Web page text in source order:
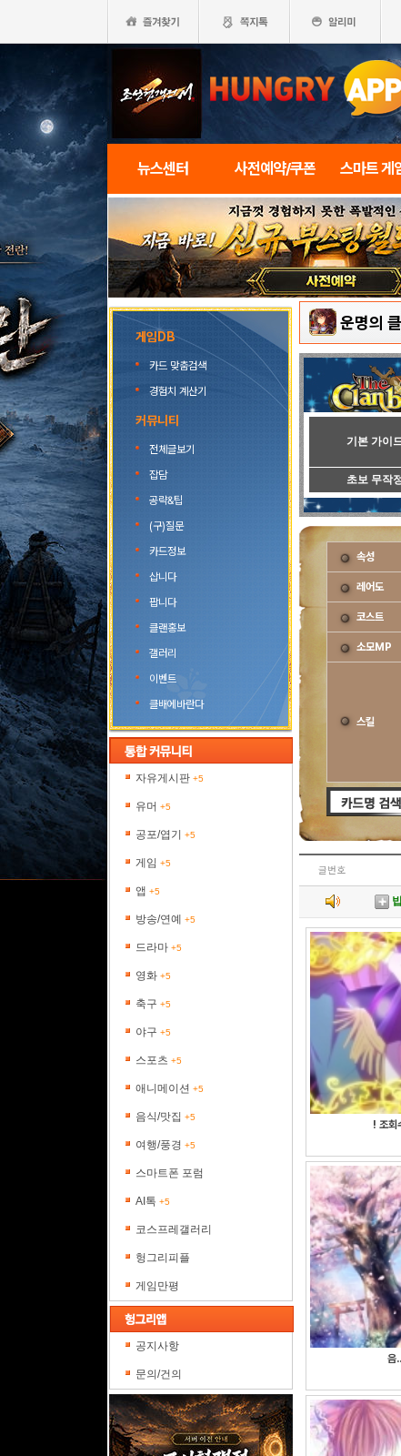
뉴스센터 사전예약/쿠폰 스마트 게
게임DB
카드 맞춤검색
경험치 계산기
커뮤니티
전체글보기
잡담
공략&팁
(구)질문
카드정보
삽니다
팝니다
클랜홍보
갤러리
이벤트
클배에바란다
자유게시판 +5
유머 +5
공포/엽기 +5
게임 +5
앱 +5
방송/연예 +5
드라마 +5
영화 +5
축구 +5
야구 +5
스포츠 +5
애니메이션 +5
음식/맛집 +5
여행/풍경 +5
스마트폰 포럼
AI톡 +5
코스프레갤러리
헝그리피플
게임만평
공지사항
문의/건의
운명의
기본 가이
초보 무작
속성
레어도
코스트
소모MP
스킬
글번호
[
! 조회
음